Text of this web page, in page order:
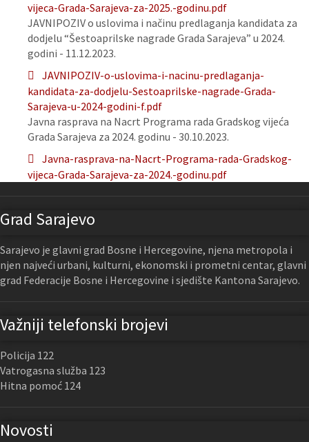
vijeca-Grada-Sarajeva-za-2025.-godinu.pdf
JAVNIPOZIV o uslovima i načinu predlaganja kandidata za
dodjelu “Šestoaprilske nagrade Grada Sarajeva” u 2024.
godini - 11.12.2023.
JAVNIPOZIV-o-uslovima-i-nacinu-predlaganja-
kandidata-za-dodjelu-Sestoaprilske-nagrade-Grada-
Sarajeva-u-2024-godini-f.pdf
Javna rasprava na Nacrt Programa rada Gradskog vijeća
Grada Sarajeva za 2024. godinu - 30.10.2023.
Javna-rasprava-na-Nacrt-Programa-rada-Gradskog-
vijeca-Grada-Sarajeva-za-2024.-godinu.pdf
Grad Sarajevo
Sarajevo je glavni grad Bosne i Hercegovine, njena metropola i
njen najveći urbani, kulturni, ekonomski i prometni centar, glavni
grad Federacije Bosne i Hercegovine i sjedište Kantona Sarajevo.
Važniji telefonski brojevi
Policija 122
Vatrogasna služba 123
Hitna pomoć 124
Novosti